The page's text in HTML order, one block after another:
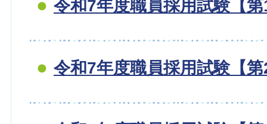
令和7年度職員採用試験【
令和7年度職員採用試験【